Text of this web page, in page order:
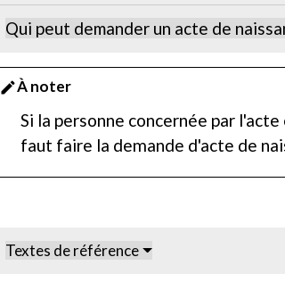
Qui peut demander un acte de
editÀ noter
Si la personne concernée par l'acte
faut faire la demande d'acte de
Textes de référence